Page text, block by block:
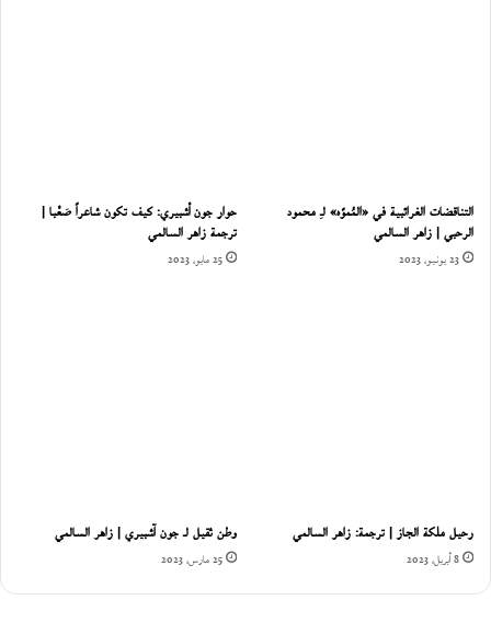
التناقضات الغرائبية في «المُموّه» لـِ محمود
الرحبي | زاهر السالمي
23 يونيو، 2023
حوار جون أشبيري: كيف تكون شاعراً صَعْبا |
ترجمة زاهر السالمي
25 مايو، 2023
رحيل ملكة الجاز | ترجمة: زاهر السالمي
8 أبريل، 2023
وطن ثقيل لـ جون آشبيري | زاهر السالمي
25 مارس، 2023